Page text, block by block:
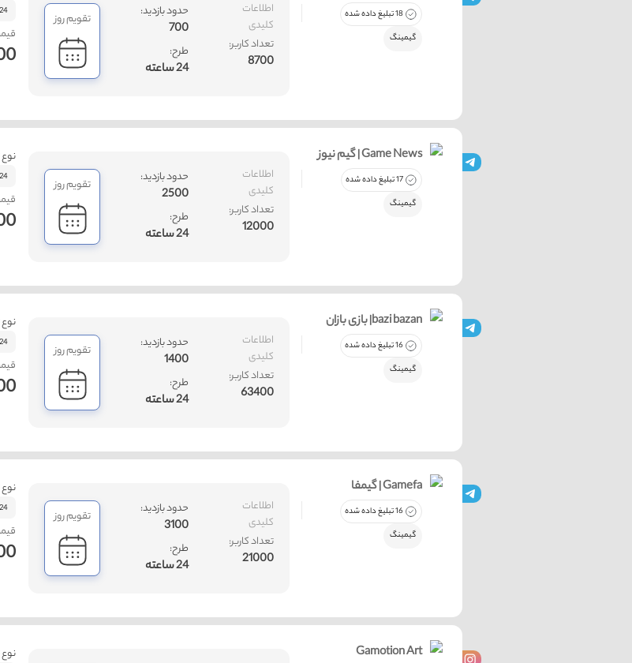
24 ساعته
اطلاعات
کلیدی
تعداد کاربر:
8700
حدود بازدید:
700
طرح:
24 ساعته
تقویم روز
18 تبلیغ داده شده
گیمینگ
نوع
24 ساعته
اطلاعات
کلیدی
تعداد کاربر:
12000
حدود بازدید:
2500
طرح:
24 ساعته
تقویم روز
گیم نیوز | Game News
17 تبلیغ داده شده
گیمینگ
نوع
24 ساعته
اطلاعات
کلیدی
تعداد کاربر:
63400
حدود بازدید:
1400
طرح:
24 ساعته
تقویم روز
بازی بازان |bazi bazan
16 تبلیغ داده شده
گیمینگ
نوع
24 ساعته
اطلاعات
کلیدی
تعداد کاربر:
21000
حدود بازدید:
3100
طرح:
24 ساعته
تقویم روز
گیمفا | Gamefa
16 تبلیغ داده شده
گیمینگ
نوع Gamotion Art